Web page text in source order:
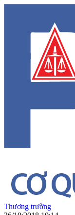
Thương trường